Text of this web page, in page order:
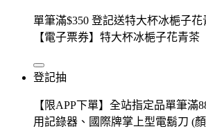
單筆滿$350 登記送特大杯冰梔子
【電子票券】特大杯冰梔子花青茶
登記抽
【限APP下單】全站指定品單筆滿
用記錄器、國際牌掌上型電鬍刀 (